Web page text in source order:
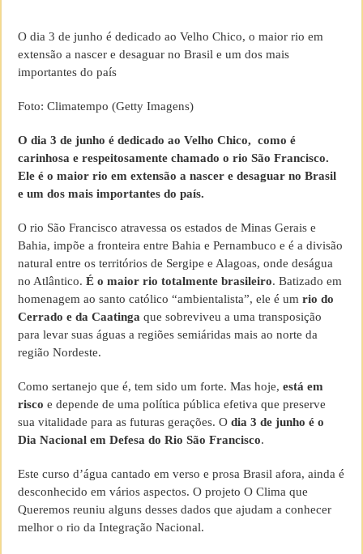
O dia 3 de junho é dedicado ao Velho Chico, o maior rio em
extensão a nascer e desaguar no Brasil e um dos mais
importantes do país
Foto: Climatempo (Getty Imagens)
O dia 3 de junho é dedicado ao Velho Chico, como é
carinhosa e respeitosamente chamado o rio São Francisco.
Ele é o maior rio em extensão a nascer e desaguar no Brasil
e um dos mais importantes do país.
O rio São Francisco atravessa os estados de Minas Gerais e
Bahia, impõe a fronteira entre Bahia e Pernambuco e é a divisão
natural entre os territórios de Sergipe e Alagoas, onde deságua
no Atlântico. É o maior rio totalmente brasileiro. Batizado em
homenagem ao santo católico “ambientalista”, ele é um rio do
Cerrado e da Caatinga que sobreviveu a uma transposição
para levar suas águas a regiões semiáridas mais ao norte da
região Nordeste.
Como sertanejo que é, tem sido um forte. Mas hoje,está em
risco e depende de uma política pública efetiva que preserve
sua vitalidade para as futuras gerações. Odia 3 de junho é o
Dia Nacional em Defesa do Rio São Francisco.
Este curso d’água cantado em verso e prosa Brasil afora, ainda é
desconhecido em vários aspectos. O projeto O Clima que
Queremos reuniu alguns desses dados que ajudam a conhecer
melhor o rio da Integração Nacional.